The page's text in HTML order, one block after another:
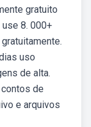
gratuito
8. 000+
uso
de alta.
de
e arquivos